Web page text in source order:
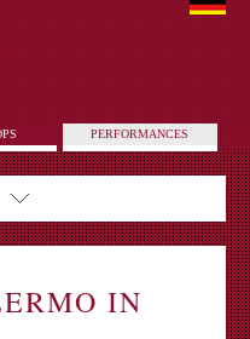
PERFORMANCES
IN